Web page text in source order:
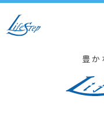
5月24日（土）本部はＮス
セミナーです
豊か